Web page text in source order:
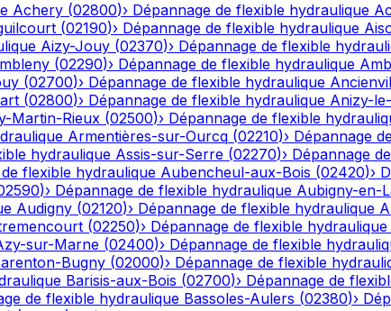
Achery (02800)› Dépannage de flexible hydraulique
(02190)› Dépannage de flexible hydraulique
Aizy-Jouy (02370)› Dépannage de flexible
(02290)› Dépannage de flexible hydraulique
(02700)› Dépannage de flexible hydraulique
(02800)› Dépannage de flexible hydraulique Anizy-
Martin-Rieux (02500)› Dépannage de flexible
Armentières-sur-Ourcq (02210)› Dépannage
hydraulique Assis-sur-Serre (02270)› Dépannage
flexible hydraulique Aubencheul-aux-Bois (02420)›
)› Dépannage de flexible hydraulique Aubigny-en-
Audigny (02120)› Dépannage de flexible hydraulique
(02250)› Dépannage de flexible hydraulique
sur-Marne (02400)› Dépannage de flexible
Bugny (02000)› Dépannage de flexible
Barisis-aux-Bois (02700)› Dépannage de
de flexible hydraulique Bassoles-Aulers (02380)›